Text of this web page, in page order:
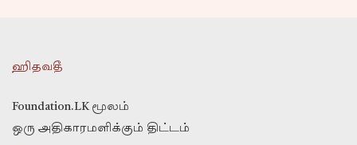
ஹிதவதீ
Foundation.LK மூலம்
ஒரு அதிகாரமளிக்கும் திட்டம்